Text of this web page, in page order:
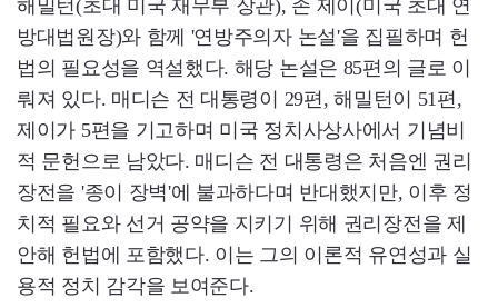
해밀턴(초대 미국 재무부 장관), 존 제이(미국 초대 연
방대법원장)와 함께 '연방주의자 논설'을 집필하며 헌
법의 필요성을 역설했다. 해당 논설은 85편의 글로 이
뤄져 있다. 매디슨 전 대통령이 29편, 해밀턴이 51편,
제이가 5편을 기고하며 미국 정치사상사에서 기념비
적 문헌으로 남았다. 매디슨 전 대통령은 처음엔 권리
장전을 '종이 장벽'에 불과하다며 반대했지만, 이후 정
치적 필요와 선거 공약을 지키기 위해 권리장전을 제
안해 헌법에 포함했다. 이는 그의 이론적 유연성과 실
용적 정치 감각을 보여준다.